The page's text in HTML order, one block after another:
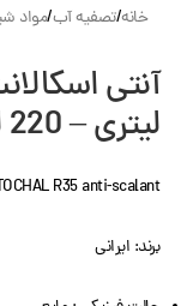
خانه/تصفیه آب/مواد
لیتری – 220 لیتری)
R35 anti-scalant
برند: ایرانی